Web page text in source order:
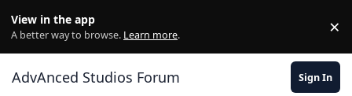
View in the app
A better way to browse. Learn more. ×
AdvAnced Studios Forum Sign In